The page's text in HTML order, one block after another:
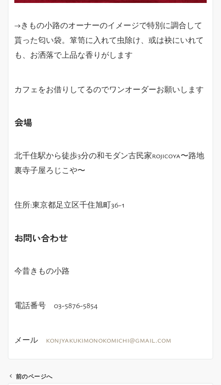
→きもの小路のオーナーのイメージで特別に調合して
貰った匂い袋。箪笥に入れて虫除け、或は袂にいれて
も、お洒落で上品な香りがします
カフェをお借りしてるのでワンオーダーお願いします
会場
北千住駅から徒歩3分の和モダン古民家rojicoya〜路地
裏寺子屋ろじこや〜
住所:東京都足立区千住旭町36-1
お問い合わせ
今昔きもの小路
電話番号 03-5876-5854
メール konjyakukimonokomichi@gmail.com
前のページへ